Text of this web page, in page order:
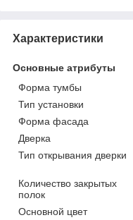
Характеристики
Основные атрибуты
Форма тумбы
Тип установки
Форма фасада
Дверка
Тип открывания дверки
Количество закрытых
полок
Основной цвет